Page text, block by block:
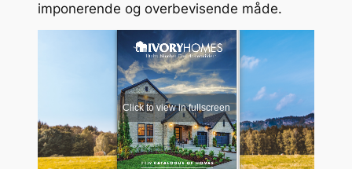
imponerende og overbevisende måde.